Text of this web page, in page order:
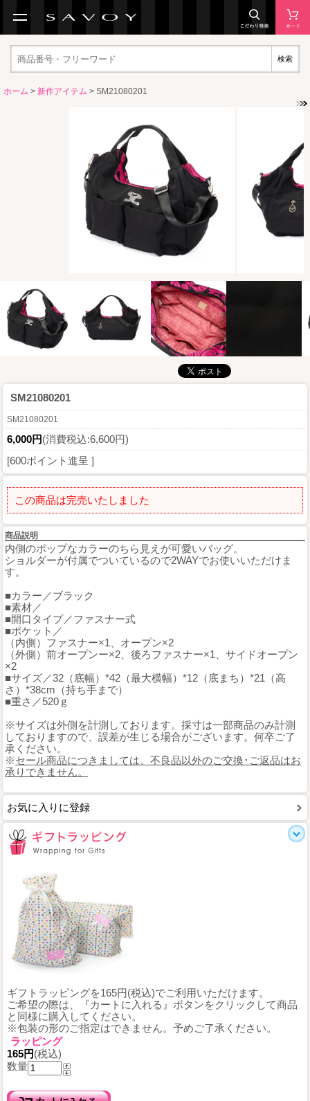
検索
ホーム > 新作アイテム > SM21080201
SM21080201
SM21080201
6,000円(消費税込:6,600円)
[600ポイント進呈 ]
この商品は完売いたしました
商品説明
内側のポップなカラーのちら見えが可愛いバッグ。
ショルダーが付属でついているので2WAYでお使いいただけま
す。
■カラー／ブラック
■素材／
■開口タイプ／ファスナー式
■ポケット／
（内側）ファスナー×1、オープン×2
（外側）前オープンー×2、後ろファスナー×1、サイドオープン
×2
■サイズ／32（底幅）*42（最大横幅）*12（底まち）*21（高
さ）*38cm（持ち手まで）
■重さ／520ｇ
※サイズは外側を計測しております。採寸は一部商品のみ計測
しておりますので、誤差が生じる場合がございます。何卒ご了
承ください。
※セール商品につきましては、不良品以外のご交換･ご返品はお
承りできません。
お気に入りに登録
ギフトラッピングを165円(税込)でご利用いただけます。
ご希望の際は、『カートに入れる』ボタンをクリックして商品
と同様に購入してください。
※包装の形のご指定はできません。予めご了承ください。
ラッピング
165円(税込)
数量